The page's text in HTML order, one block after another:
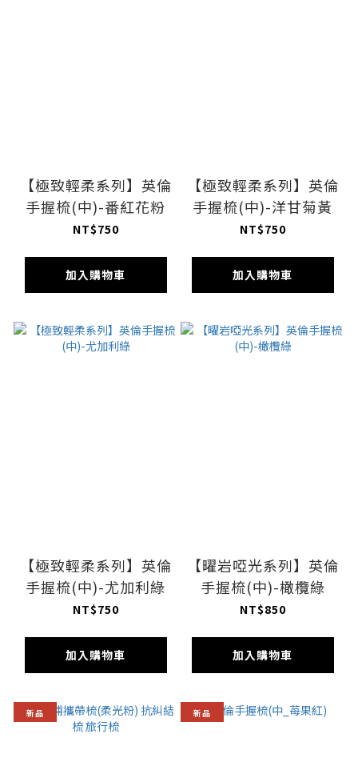
【極致輕柔系列】英倫
手握梳(中)-番紅花粉
NT$750
加入購物車
【極致輕柔系列】英倫
手握梳(中)-洋甘菊黃
NT$750
加入購物車
【極致輕柔系列】英倫
手握梳(中)-尤加利綠
NT$750
加入購物車
【曜岩啞光系列】英倫
手握梳(中)-橄欖綠
NT$850
加入購物車
新品 新品